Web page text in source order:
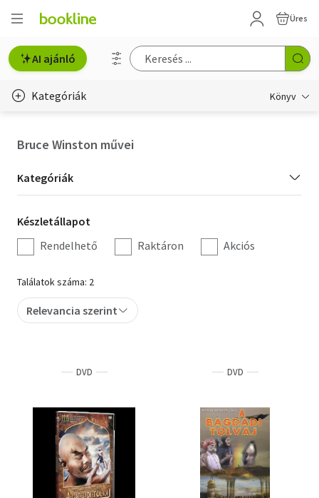
Üres
AI ajánló
Kategóriák Könyv
Hobbi, szabadidő
Irodalom
Művészet
Szakkönyv
Tankönyv, segédkönyv
Társadalomtudomány
Természettudomány
Történelem
Bruce Winston művei
Kategória
szűrés
Kategóriák
Készletállapot
szűrés
Készletállapot
Rendelhető
Raktáron Akciós
Találatok száma: 2
Relevancia szerint
DVD DVD